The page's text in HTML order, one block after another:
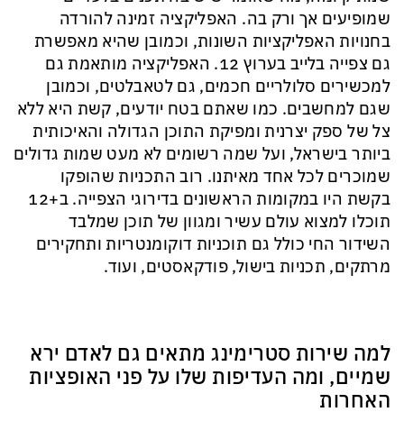
שמופיעים אך ורק בה. האפליקציה זמינה להורדה
בחנויות האפליקציות השונות, וכמובן שהיא מאפשרת
גם צפייה בלייב בערוץ 12. האפליקציה מותאמת גם
למכשירים סלולריים חכמים, גם לטאבלטים, וכמובן
שגם למחשבים. כמו שאתם בטח יודעים, קשת היא ללא
צל של ספק יצרנית ומפיקת התוכן הגדולה והאיכותית
ביותר בישראל, ועל שמה רשומים לא מעט שמות גדולים
שמוכרים לכל אחד מאיתנו. רוב התכניות שהופקו
בקשת היו במקומות הראשונים בדירוגי הצפייה. ב+12
תוכלו למצוא עולם עשיר ומגוון של תוכן שמלבד
השידור החי כולל גם תוכניות דוקומנטריות ותחקירים
מרתקים, תכניות בישול, פודקאסטים, ועוד.
למה שירות סטרימינג מתאים גם לאדם ירא
שמיים, ומה העדיפות שלו על פני האופציות
האחרות